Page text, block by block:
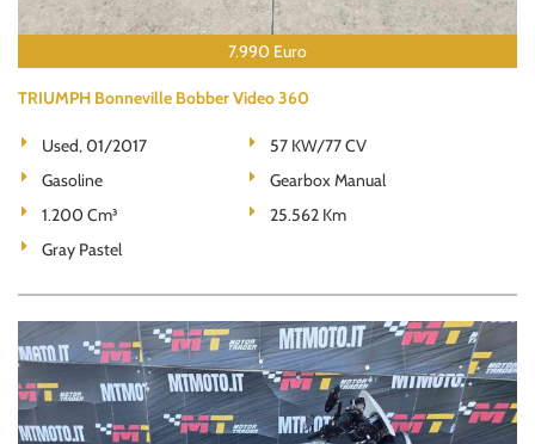
7.990 Euro
TRIUMPH Bonneville Bobber Video 360
Used, 01/2017
57 KW/77 CV
Gasoline
Gearbox Manual
1.200 Cm³
25.562 Km
Gray Pastel